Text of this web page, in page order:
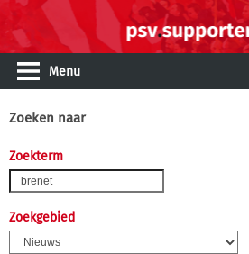
Menu
Zoeken naar
Zoekterm
Zoekgebied